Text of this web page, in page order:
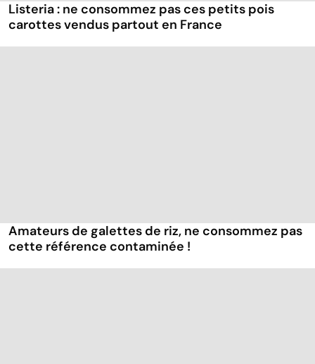
Listeria : ne consommez pas ces petits pois
carottes vendus partout en France
Amateurs de galettes de riz, ne consommez pas
cette référence contaminée !